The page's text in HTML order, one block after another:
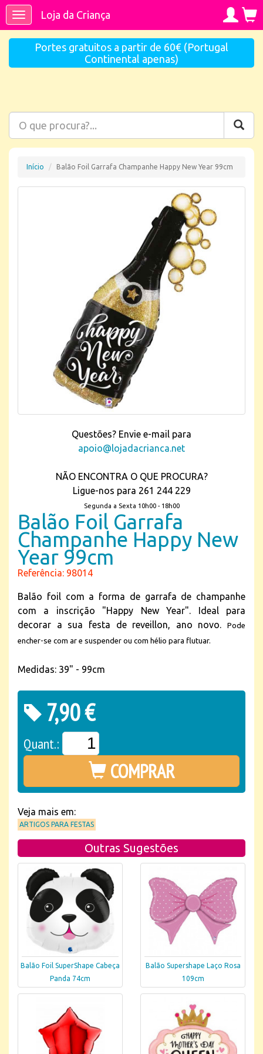
ToggleLoja da Criança
Portes gratuitos a partir de 60€ (Portugal
Continental apenas)
Início Balão Foil Garrafa Champanhe Happy New Year 99cm
Questões? Envie e-mail para
apoio@lojadacrianca.net
NÃO ENCONTRA O QUE PROCURA?
Ligue-nos para 261 244 229
Segunda a Sexta 10h00 - 18h00
Balão Foil Garrafa
Champanhe Happy New
Year 99cm
Referência: 98014
Balão foil com a forma de garrafa de champanhe
com a inscrição "Happy New Year". Ideal para
decorar a sua festa de reveillon, ano novo. Pode
encher-se com ar e suspender ou com hélio para flutuar.
Medidas: 39" - 99cm
7,90 €
Quant.:
COMPRAR
Veja mais em:
ARTIGOS PARA FESTAS
Outras Sugestões
Balão Foil SuperShape Cabeça
Panda 74cm
Balão Supershape Laço Rosa
109cm